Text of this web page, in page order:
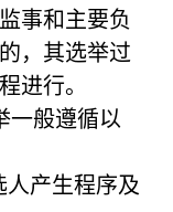
事和主要负
，其选举过
进行。
一般遵循以
人产生程序及